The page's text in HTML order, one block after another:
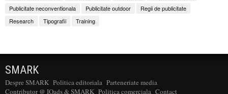
Publicitate neconventionala
Publicitate outdoor
Regii de publicitate
Research
Tipografii Training
SMARK
Despre SMARK Politica editoriala Parteneriate media
Contributor @ IQads & SMARK Politica comerciala Contact